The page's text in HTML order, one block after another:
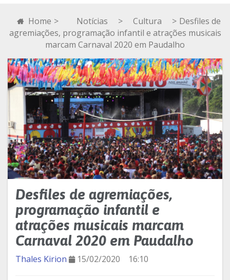
Home > Notícias > Cultura > Desfiles de
agremiações, programação infantil e atrações musicais
marcam Carnaval 2020 em Paudalho
Desfiles de agremiações,
programação infantil e
atrações musicais marcam
Carnaval 2020 em Paudalho
Thales Kirion 15/02/2020 16:10